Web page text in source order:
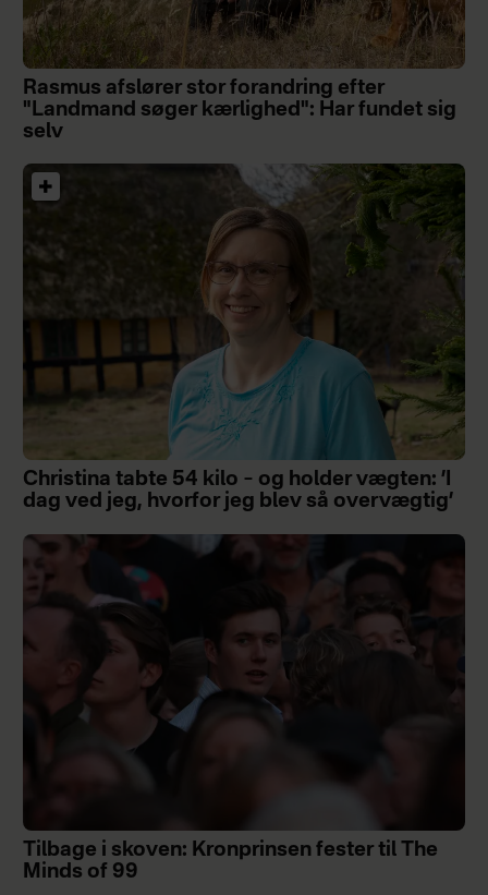
Rasmus afslører stor forandring efter
"Landmand søger kærlighed": Har fundet sig
selv
Christina tabte 54 kilo – og holder vægten: ’I
dag ved jeg, hvorfor jeg blev så overvægtig’
Tilbage i skoven: Kronprinsen fester til The
Minds of 99